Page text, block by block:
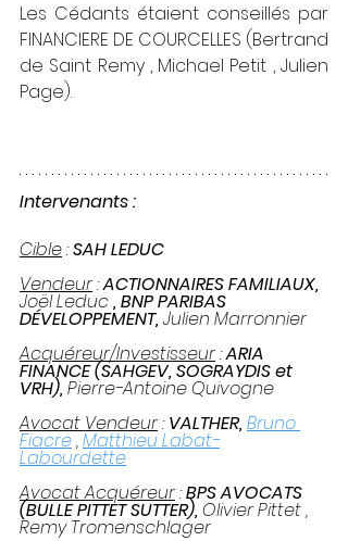
Les Cédants étaient conseillés par
FINANCIERE DE COURCELLES (Bertrand
de Saint Remy , Michael Petit , Julien
Page).
Intervenants :
Cible : SAH LEDUC
Vendeur : ACTIONNAIRES FAMILIAUX,
Joël Leduc , BNP PARIBAS
DÉVELOPPEMENT, Julien Marronnier
Acquéreur/Investisseur : ARIA
FINANCE (SAHGEV, SOGRAYDIS et
VRH), Pierre-Antoine Quivogne
Avocat Vendeur : VALTHER, Bruno
Fiacre , Matthieu Labat-
Labourdette
Avocat Acquéreur : BPS AVOCATS
(BULLE PITTET SUTTER), Olivier Pittet ,
Remy Tromenschlager